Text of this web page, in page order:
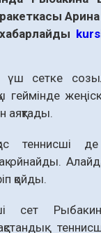
ракеткасы
үш сетке
аяқтады.
теннисші де
ойнайды.
қойды.
сет